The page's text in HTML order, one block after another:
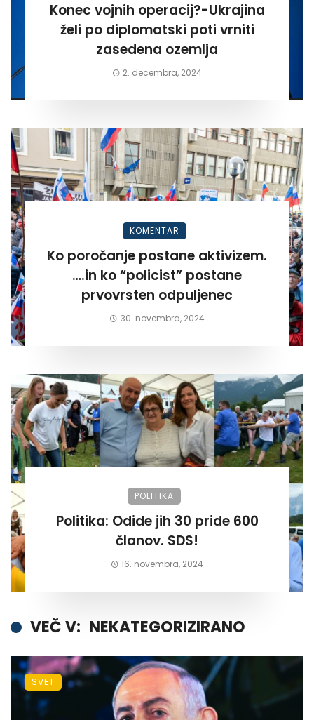
Konec vojnih operacij?-Ukrajina
želi po diplomatski poti vrniti
zasedena ozemlja
2. decembra, 2024
KOMENTAR
Ko poročanje postane aktivizem.
….in ko “policist” postane
prvovrsten odpuljenec
30. novembra, 2024
POLITIKA
Politika: Odide jih 30 pride 600
članov. SDS!
16. novembra, 2024
VEČ V: NEKATEGORIZIRANO
SVET